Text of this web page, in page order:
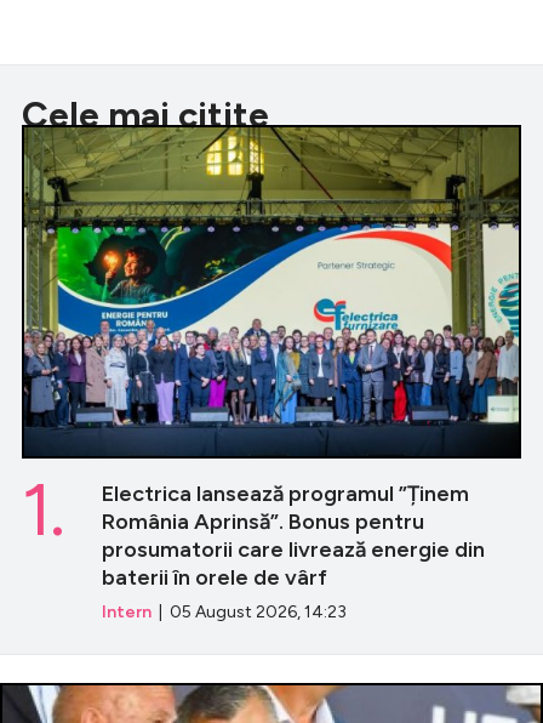
Cele mai citite
Electrica lansează programul ”Ținem
România Aprinsă”. Bonus pentru
prosumatorii care livrează energie din
baterii în orele de vârf
Intern | 05 August 2026, 14:23
1.